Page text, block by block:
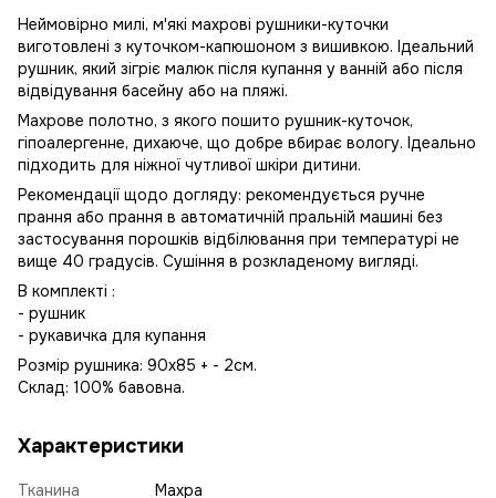
Неймовірно милі, м'які махрові рушники-куточки
виготовлені з куточком-капюшоном з вишивкою. Ідеальний
рушник, який зігріє малюк після купання у ванній або після
відвідування басейну або на пляжі.
Махрове полотно, з якого пошито рушник-куточок,
гіпоалергенне, дихаюче, що добре вбирає вологу. Ідеально
підходить для ніжної чутливої шкіри дитини.
Рекомендації щодо догляду: рекомендується ручне
прання або прання в автоматичній пральній машині без
застосування порошків відбілювання при температурі не
вище 40 градусів. Сушіння в розкладеному вигляді.
В комплекті :
- рушник
- рукавичка для купання
Розмір рушника: 90х85 + - 2см.
Склад: 100% бавовна.
Характеристики
Тканина Махра